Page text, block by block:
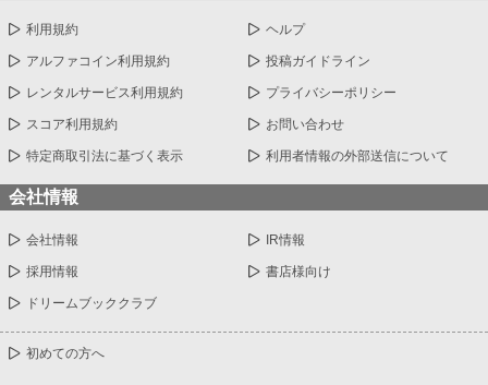
利用規約 ヘルプ
アルファコイン利用規約 投稿ガイドライン
レンタルサービス利用規約 プライバシーポリシー
スコア利用規約 お問い合わせ
特定商取引法に基づく表示 利用者情報の外部送信について
会社情報
会社情報 IR情報
採用情報 書店様向け
ドリームブッククラブ
初めての方へ